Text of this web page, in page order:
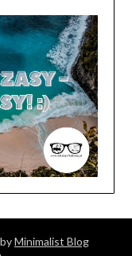
Minimalist Blog